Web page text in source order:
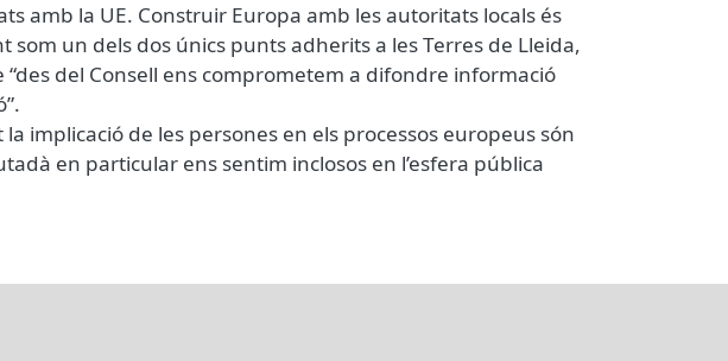
amb la UE. Construir Europa amb les autoritats locals és
som un dels dos únics punts adherits a les Terres de Lleida,
del Consell ens comprometem a difondre informació
implicació de les persones en els processos europeus són
en particular ens sentim inclosos en l’esfera pública